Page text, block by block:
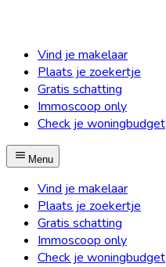
Vind je makelaar
Plaats je zoekertje
Gratis schatting
Immoscoop only
Check je woningbudget
Menu
Vind je makelaar
Plaats je zoekertje
Gratis schatting
Immoscoop only
Check je woningbudget